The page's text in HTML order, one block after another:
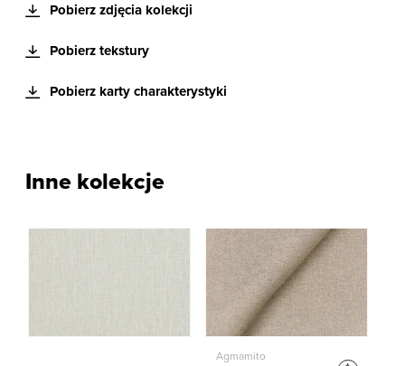
Pobierz zdjęcia kolekcji
Pobierz tekstury
Pobierz karty charakterystyki
Inne kolekcje
Agmamito